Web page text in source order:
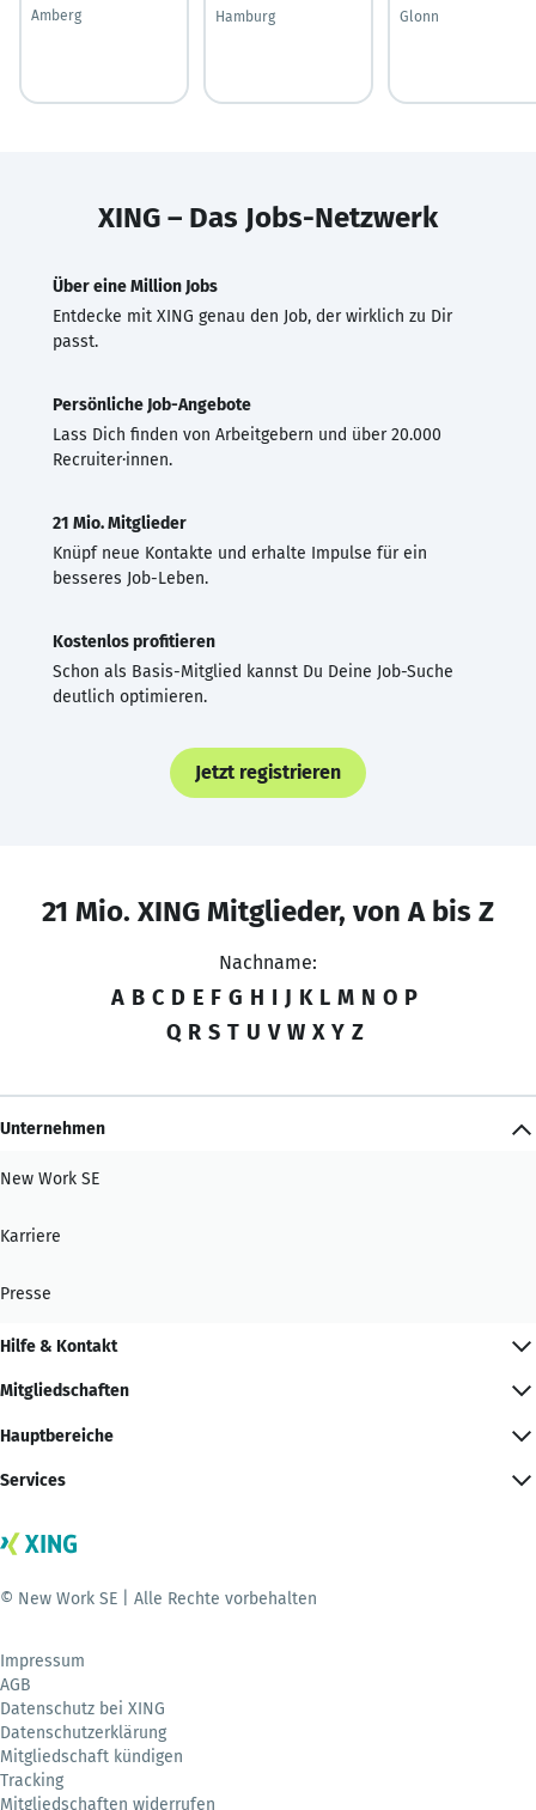
Amberg
Hamburg
Glonn
XING – Das Jobs-Netzwerk
Über eine Million Jobs
Entdecke mit XING genau den Job, der wirklich zu Dir
passt.
Persönliche Job-Angebote
Lass Dich finden von Arbeitgebern und über 20.000
Recruiter·innen.
21 Mio. Mitglieder
Knüpf neue Kontakte und erhalte Impulse für ein
besseres Job-Leben.
Kostenlos profitieren
Schon als Basis-Mitglied kannst Du Deine Job-Suche
deutlich optimieren.
Jetzt registrieren
21 Mio. XING Mitglieder, von A bis Z
Nachname:
A B C D E F G H I J K L M N O P
Q R S T U V W X Y Z
Unternehmen
New Work SE
Karriere
Presse
Hilfe & Kontakt
Mitgliedschaften
Hauptbereiche
Services
© New Work SE | Alle Rechte vorbehalten
Impressum
AGB
Datenschutz bei XING
Datenschutzerklärung
Mitgliedschaft kündigen
Tracking
Mitgliedschaften widerrufen